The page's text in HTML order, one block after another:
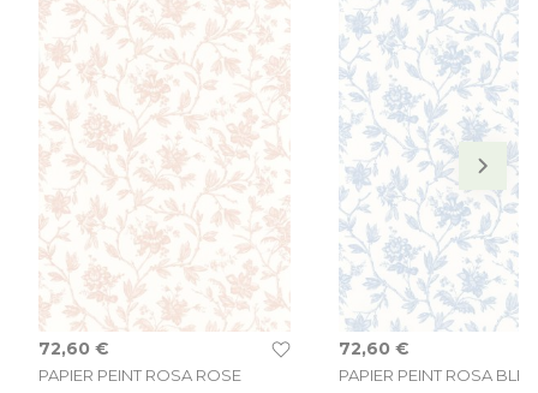
PAPIER PEINT ROSA ROSE
72,60 €
PAPIER PEINT ROSA BLEU
72,60 €